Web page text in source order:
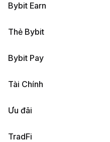
Bybit Earn
Thẻ Bybit
Bybit Pay
Tài Chính
Ưu đãi
TradFi